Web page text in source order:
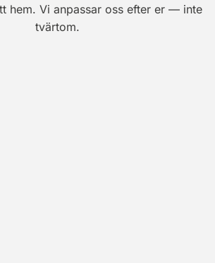
hem. Vi anpassar oss efter er — inte
tvärtom.